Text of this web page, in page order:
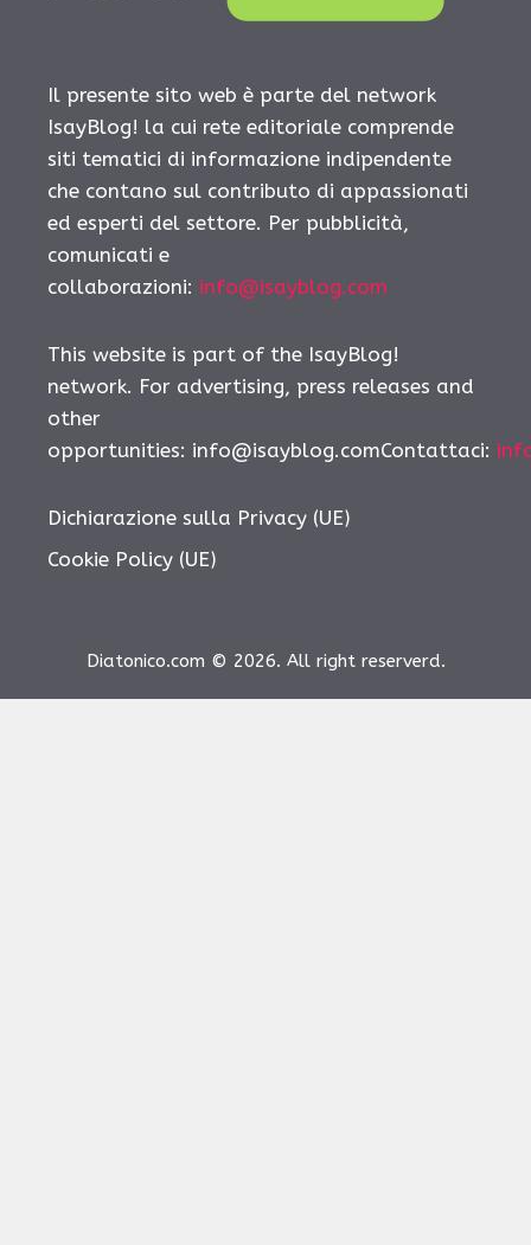
Il presente sito web è parte del network
IsayBlog! la cui rete editoriale comprende
siti tematici di informazione indipendente
che contano sul contributo di appassionati
ed esperti del settore. Per pubblicità,
comunicati e
collaborazioni: info@isayblog.com
This website is part of the IsayBlog!
network. For advertising, press releases and
other
opportunities: info@isayblog.comContattaci:
Dichiarazione sulla Privacy (UE)
Cookie Policy (UE)
Diatonico.com © 2026. All right reserverd.